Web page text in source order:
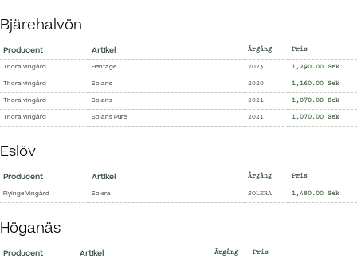
Bjärehalvön
Producent Artikel Årgång Pris
Thora vingård Heritage 2023 1,290.00 Sek
Thora vingård Solaris 2020 1,160.00 Sek
Thora vingård Solaris 2021 1,070.00 Sek
Thora vingård Solaris Pure 2021 1,070.00 Sek
Eslöv
Producent Artikel Årgång Pris
Flyinge Vingård Solera SOLERA 1,480.00 Sek
Höganäs
Producent Artikel Årgång Pris